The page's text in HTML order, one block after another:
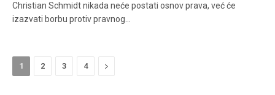
Christian Schmidt nikada neće postati osnov prava, već će
izazvati borbu protiv pravnog…
1 2 3 4 Next